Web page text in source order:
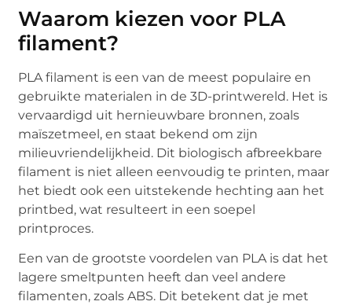
Waarom kiezen voor PLA
filament?
PLA filament is een van de meest populaire en
gebruikte materialen in de 3D-printwereld. Het is
vervaardigd uit hernieuwbare bronnen, zoals
maïszetmeel, en staat bekend om zijn
milieuvriendelijkheid. Dit biologisch afbreekbare
filament is niet alleen eenvoudig te printen, maar
het biedt ook een uitstekende hechting aan het
printbed, wat resulteert in een soepel
printproces.
Een van de grootste voordelen van PLA is dat het
lagere smeltpunten heeft dan veel andere
filamenten, zoals ABS. Dit betekent dat je met